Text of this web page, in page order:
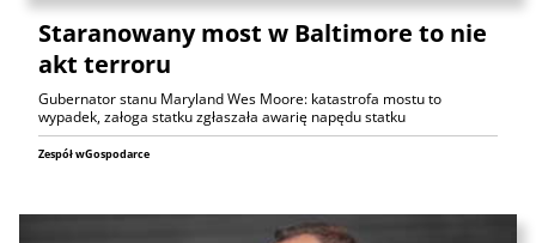
Staranowany most w Baltimore to nie
akt terroru
Gubernator stanu Maryland Wes Moore: katastrofa mostu to
wypadek, załoga statku zgłaszała awarię napędu statku
Zespół wGospodarce